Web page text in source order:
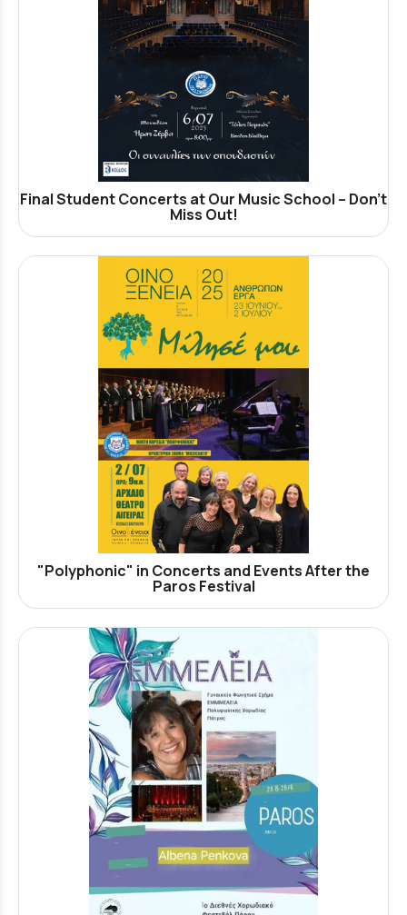
Final Student Concerts at Our Music School – Don’t
Miss Out!
"Polyphonic" in Concerts and Events After the
Paros Festival